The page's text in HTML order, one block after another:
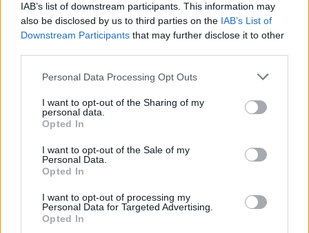
IAB’s list of downstream participants. This information may
also be disclosed by us to third parties on the IAB’s List of
Downstream Participants that may further disclose it to other
Please note that this website/app uses one or more Google
not limited to your visit or usage behaviour. You may click to
grant or deny consent to Google and its third-party tags to
use your data for below specified purposes in below Google
consent section.
Personal Data Processing Opt Outs
I want to opt-out of the Sharing of my
personal data.
Opted In
I want to opt-out of the Sale of my
Personal Data.
Opted In
I want to opt-out of processing my
Personal Data for Targeted Advertising.
Opted In
Το «χαζό» τηλέφωνο είναι ένα νέο, χωρίς
χαρακτηριστικά πτυσσόμενο τηλέφωνο που
ανθρώπων που θέλουν να βγάλουν τα smartphone
από τη ζωή τους.